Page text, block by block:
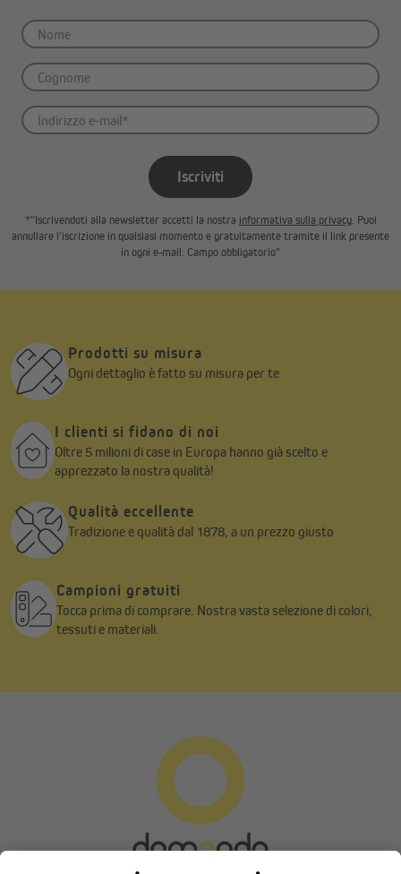
Iscriviti
*"Iscrivendoti alla newsletter accetti la nostra informativa sulla privacy. Puoi
annullare l’iscrizione in qualsiasi momento e gratuitamente tramite il link presente
in ogni e-mail. Campo obbligatorio"
Prodotti su misura
Ogni dettaglio è fatto su misura per te
I clienti si fidano di noi
Oltre 5 milioni di case in Europa hanno già scelto e
apprezzato la nostra qualità!
Qualità eccellente
Tradizione e qualità dal 1878, a un prezzo giusto
Campioni gratuiti
Tocca prima di comprare. Nostra vasta selezione di colori,
tessuti e materiali.